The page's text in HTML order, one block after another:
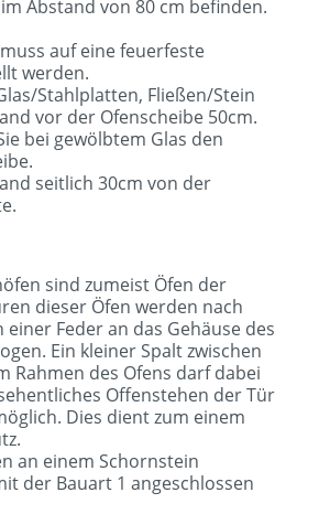
Abstand von 80 cm befinden.
auf eine feuerfeste
werden.
Stahlplatten, Fließen/Stein
vor der Ofenscheibe 50cm.
bei gewölbtem Glas den
seitlich 30cm von der
sind zumeist Öfen der
dieser Öfen werden nach
Feder an das Gehäuse des
Ein kleiner Spalt zwischen
Rahmen des Ofens darf dabei
Offenstehen der Tür
Dies dient zum einem
an einem Schornstein
der Bauart 1 angeschlossen